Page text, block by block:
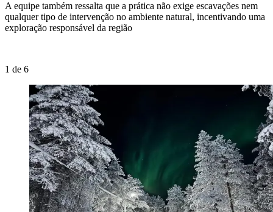
A equipe também ressalta que a prática não exige escavações nem
qualquer tipo de intervenção no ambiente natural, incentivando uma
exploração responsável da região
1 de 6